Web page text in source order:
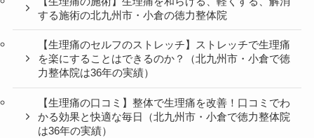
する施術の北九州市・小倉の徳力整体院
【生理痛のセルフのストレッチ】ストレッチで生理痛
を楽にすることはできるのか？（北九州市・小倉で徳
力整体院は36年の実績）
【生理痛の口コミ】整体で生理痛を改善！口コミでわ
かる効果と快適な毎日（北九州市・小倉で徳力整体院
は36年の実績）